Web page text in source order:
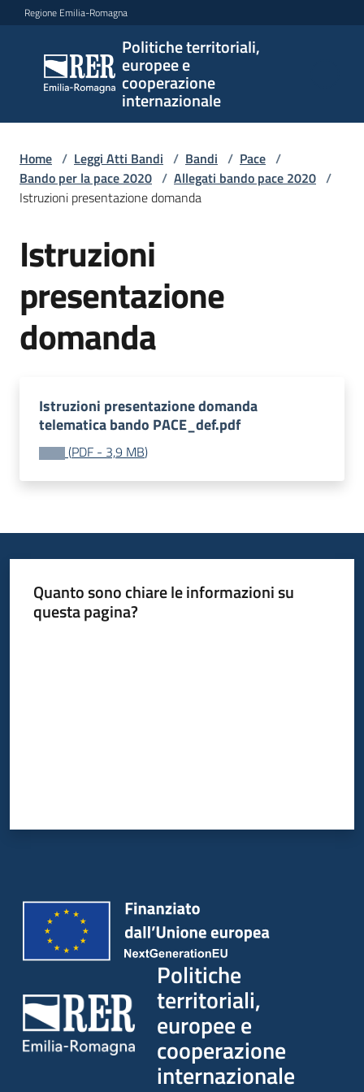
Vai al contenuto
Vai alla navigazione
Vai al footer
Regione Emilia-Romagna
Politiche territoriali,
europee e
cooperazione
internazionale
Politiche
territoriali,
europee e
cooperazione
Argomenti
Servizi
Atti
Bandi
Piani
Programmi
Nucleo
Home / Leggi Atti Bandi / Bandi / Pace /
Bando per la pace 2020 / Allegati bando pace 2020 /
Istruzioni presentazione domanda
Istruzioni
presentazione
domanda
Istruzioni presentazione domanda
telematica bando PACE_def.pdf
(PDF - 3,9 MB)
Quanto sono chiare le informazioni su
questa pagina?
Politiche
territoriali,
europee e
cooperazione
internazionale